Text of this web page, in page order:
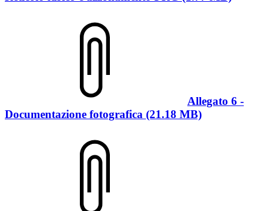
Allegato 6 -
Documentazione fotografica (21.18 MB)